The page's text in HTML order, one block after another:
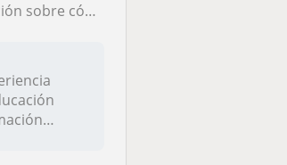
a la mejora de la salud? ¡Contacta conmigo!